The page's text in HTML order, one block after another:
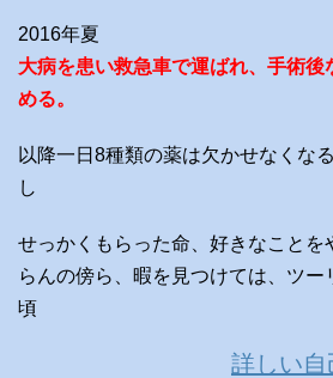
2016年夏
大病を患い救急車で運ばれ、手術後
める。
以降一日8種類の薬は欠かせなくな
し
せっかくもらった命、好きなことを
らんの傍ら、暇を見つけては、ツ
頃
詳しい